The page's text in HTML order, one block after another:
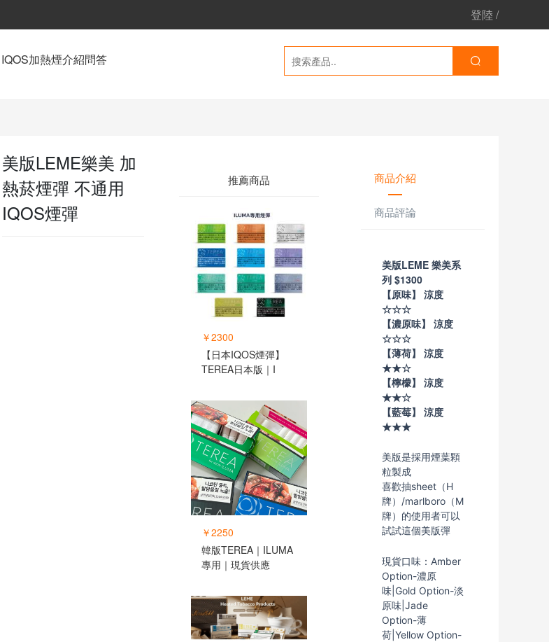
登陸 /
IQOS加熱煙介紹問答
美版LEME樂美 加
熱菸煙彈 不通用
IQOS煙彈
推薦商品
￥2300
【日本IQOS煙彈】
TEREA日本版｜I
￥2250
韓版TEREA｜ILUMA
專用｜現貨供應
商品介紹
商品評論
美版LEME 樂美系
列 $1300
【原味】 涼度
☆☆☆
【濃原味】 涼度
☆☆☆
【薄荷】 涼度
★★☆
【檸檬】 涼度
★★☆
【藍莓】 涼度
★★★
美版是採用煙葉顆
粒製成
喜歡抽sheet（H
牌）/marlboro（M
牌）的使用者可以
試試這個美版彈
現貨口味：Amber
Option-濃原
味|Gold Option-淡
原味|Jade
Option-薄
荷|Yellow Option-